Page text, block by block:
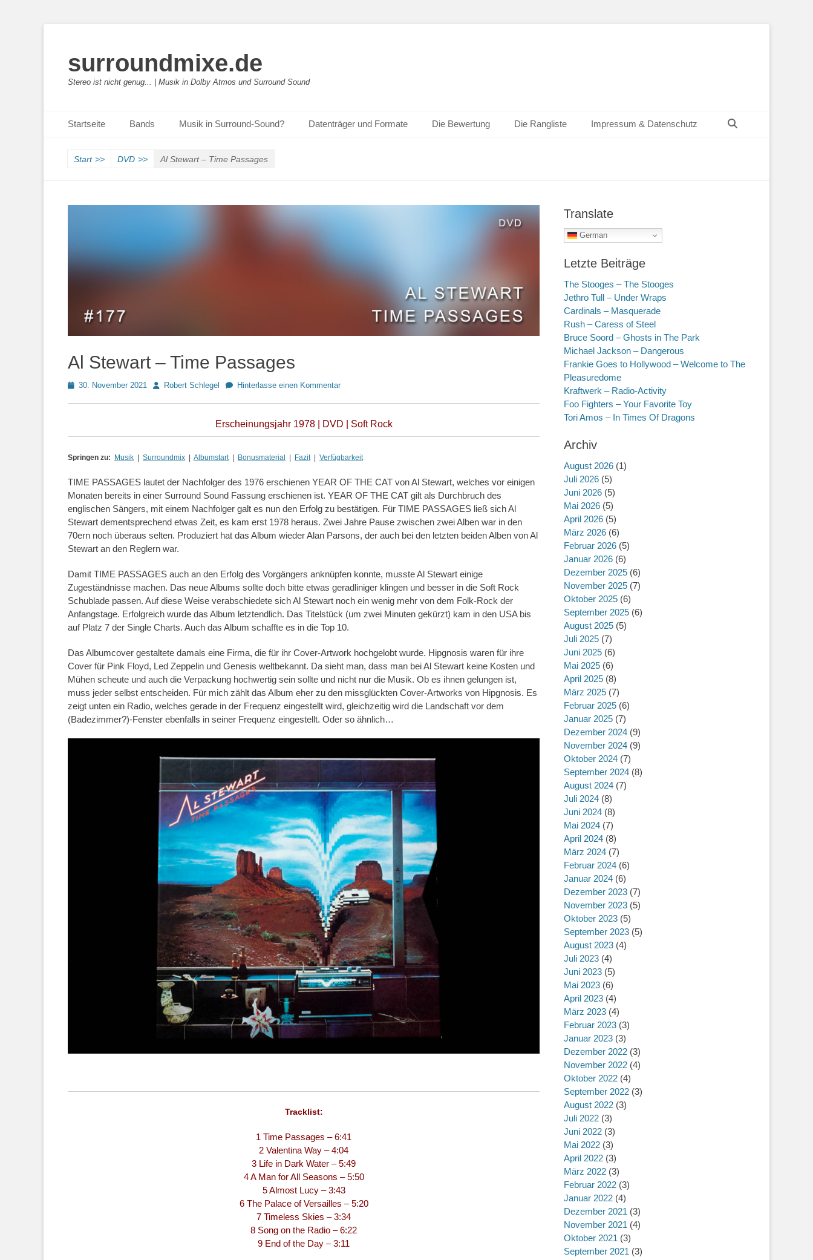
surroundmixe.de
Stereo ist nicht genug... | Musik in Dolby Atmos und Surround Sound
Primäres Menü
Inhalt
Startseite Bands Musik in Surround-Sound? Datenträger und Formate Die Bewertung Die Rangliste Impressum & Datenschutz
Start >> DVD >> Al Stewart – Time Passages
Al Stewart – Time Passages
Posted30. November 2021 AutorRobert Schlegel Hinterlasse einen Kommentar
Erscheinungsjahr 1978 | DVD | Soft Rock
Springen zu: Musik Surroundmix Albumstart| Bonusmaterial Fazit| Verfügbarkeit
TIME PASSAGES lautet der Nachfolger des 1976 erschienen YEAR OF THE CAT von Al Stewart, welches vor einigen
Monaten bereits in einer Surround Sound Fassung erschienen ist. YEAR OF THE CAT gilt als Durchbruch des
englischen Sängers, mit einem Nachfolger galt es nun den Erfolg zu bestätigen. Für TIME PASSAGES ließ sich Al
Stewart dementsprechend etwas Zeit, es kam erst 1978 heraus. Zwei Jahre Pause zwischen zwei Alben war in den
70ern noch überaus selten. Produziert hat das Album wieder Alan Parsons, der auch bei den letzten beiden Alben von Al
Stewart an den Reglern war.
Damit TIME PASSAGES auch an den Erfolg des Vorgängers anknüpfen konnte, musste Al Stewart einige
Zugeständnisse machen. Das neue Albums sollte doch bitte etwas geradliniger klingen und besser in die Soft Rock
Schublade passen. Auf diese Weise verabschiedete sich Al Stewart noch ein wenig mehr von dem Folk-Rock der
Anfangstage. Erfolgreich wurde das Album letztendlich. Das Titelstück (um zwei Minuten gekürzt) kam in den USA bis
auf Platz 7 der Single Charts. Auch das Album schaffte es in die Top 10.
Das Albumcover gestaltete damals eine Firma, die für ihr Cover-Artwork hochgelobt wurde. Hipgnosis waren für ihre
Cover für Pink Floyd, Led Zeppelin und Genesis weltbekannt. Da sieht man, dass man bei Al Stewart keine Kosten und
Mühen scheute und auch die Verpackung hochwertig sein sollte und nicht nur die Musik. Ob es ihnen gelungen ist,
muss jeder selbst entscheiden. Für mich zählt das Album eher zu den missglückten Cover-Artworks von Hipgnosis. Es
zeigt unten ein Radio, welches gerade in der Frequenz eingestellt wird, gleichzeitig wird die Landschaft vor dem
(Badezimmer?)-Fenster ebenfalls in seiner Frequenz eingestellt. Oder so ähnlich…
Tracklist:
1 Time Passages – 6:41
2 Valentina Way – 4:04
3 Life in Dark Water – 5:49
4 A Man for All Seasons – 5:50
5 Almost Lucy – 3:43
6 The Palace of Versailles – 5:20
7 Timeless Skies – 3:34
8 Song on the Radio – 6:22
9 End of the Day – 3:11
Translate
German
Letzte Beiträge
The Stooges – The Stooges
Jethro Tull – Under Wraps
Cardinals – Masquerade
Rush – Caress of Steel
Bruce Soord – Ghosts in The Park
Michael Jackson – Dangerous
Frankie Goes to Hollywood – Welcome to The
Pleasuredome
Kraftwerk – Radio-Activity
Foo Fighters – Your Favorite Toy
Tori Amos – In Times Of Dragons
Archiv
August 2026 (1)
Juli 2026 (5)
Juni 2026 (5)
Mai 2026 (5)
April 2026 (5)
März 2026 (6)
Februar 2026 (5)
Januar 2026 (6)
Dezember 2025 (6)
November 2025 (7)
Oktober 2025 (6)
September 2025 (6)
August 2025 (5)
Juli 2025 (7)
Juni 2025 (6)
Mai 2025 (6)
April 2025 (8)
März 2025 (7)
Februar 2025 (6)
Januar 2025 (7)
Dezember 2024 (9)
November 2024 (9)
Oktober 2024 (7)
September 2024 (8)
August 2024 (7)
Juli 2024 (8)
Juni 2024 (8)
Mai 2024 (7)
April 2024 (8)
März 2024 (7)
Februar 2024 (6)
Januar 2024 (6)
Dezember 2023 (7)
November 2023 (5)
Oktober 2023 (5)
September 2023 (5)
August 2023 (4)
Juli 2023 (4)
Juni 2023 (5)
Mai 2023 (6)
April 2023 (4)
März 2023 (4)
Februar 2023 (3)
Januar 2023 (3)
Dezember 2022 (3)
November 2022 (4)
Oktober 2022 (4)
September 2022 (3)
August 2022 (3)
Juli 2022 (3)
Juni 2022 (3)
Mai 2022 (3)
April 2022 (3)
März 2022 (3)
Februar 2022 (3)
Januar 2022 (4)
Dezember 2021 (3)
November 2021 (4)
Oktober 2021 (3)
September 2021 (3)